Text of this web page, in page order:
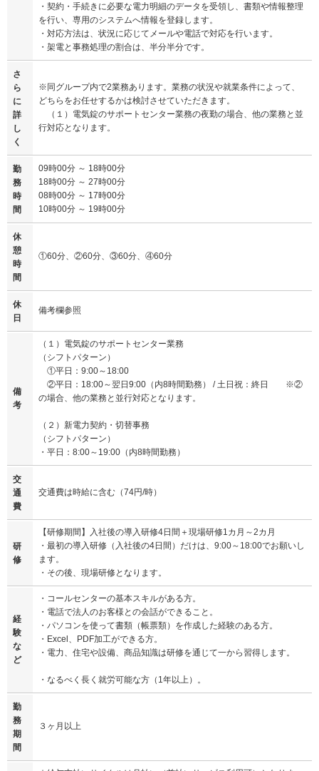
・契約・手続きに必要な電力明細のデータを受領し、書類や情報整理
を行い、専用のシステムへ情報を登録します。
・対応方法は、状況に応じてメールや電話で対応を行います。
・架電と事務処理の割合は、半分半分です。
さ
ら
に
詳
し
く
※同グループ内で2業務あります。業務の状況や就業条件によって、
どちらをお任せするかは検討させていただきます。
（１）電気錠のサポートセンター業務の夜勤の場合、他の業務と並
行対応となります。
勤
務
時
間
09時00分 ～ 18時00分
18時00分 ～ 27時00分
08時00分 ～ 17時00分
10時00分 ～ 19時00分
休
憩
時
間
①60分、②60分、③60分、④60分
休
日
備考欄参照
備
考
（１）電気錠のサポートセンター業務
（シフトパターン）
①平日：9:00～18:00
②平日：18:00～翌日9:00（内8時間勤務） / 土日祝：終日 ※②
の場合、他の業務と並行対応となります。
（２）新電力契約・切替事務
（シフトパターン）
・平日：8:00～19:00（内8時間勤務）
交
通
費
交通費は時給に含む（74円/時）
研
修
【研修期間】入社後の導入研修4日間＋現場研修1カ月～2カ月
・最初の導入研修（入社後の4日間）だけは、9:00～18:00でお願いし
ます。
・その後、現場研修となります。
経
験
な
ど
・コールセンターの基本スキルがある方。
・電話で法人のお客様との会話ができること。
・パソコンを使って書類（帳票類）を作成した経験のある方。
・Excel、PDF加工ができる方。
・電力、住宅や設備、商品知識は研修を通じて一から習得します。
・なるべく長く就労可能な方（1年以上）。
勤
務
期
間
３ヶ月以上